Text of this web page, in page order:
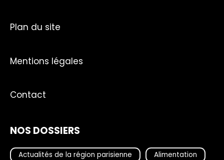
Plan du site
Mentions légales
Contact
NOS DOSSIERS
Actualités de la région parisienne
Alimentation